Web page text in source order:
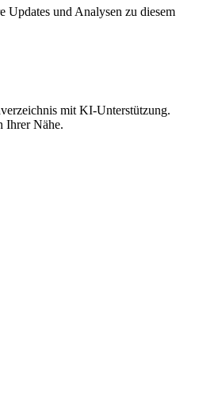
Updates und Analysen zu diesem
mit KI-Unterstützung.
Ihrer Nähe.